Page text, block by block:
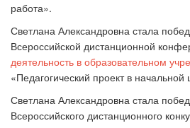
работа».
Светлана Александровна стала
Всероссийской дистанционной
деятельность в образовательном
«Педагогический проект в начальной
Светлана Александровна стала
Всероссийского дистанционного